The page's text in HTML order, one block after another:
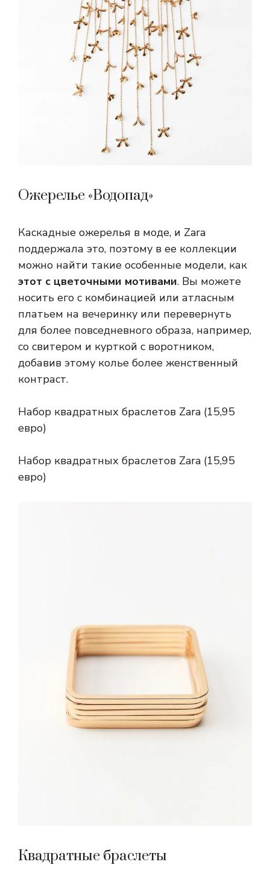
Ожерелье «Водопад»
Каскадные ожерелья в моде, и Zara
поддержала это, поэтому в ее коллекции
можно найти такие особенные модели, как
этот с цветочными мотивами. Вы можете
носить его с комбинацией или атласным
платьем на вечеринку или перевернуть
для более повседневного образа, например,
со свитером и курткой с воротником,
добавив этому колье более женственный
контраст.
Набор квадратных браслетов Zara (15,95
евро)
Набор квадратных браслетов Zara (15,95
евро)
Квадратные браслеты